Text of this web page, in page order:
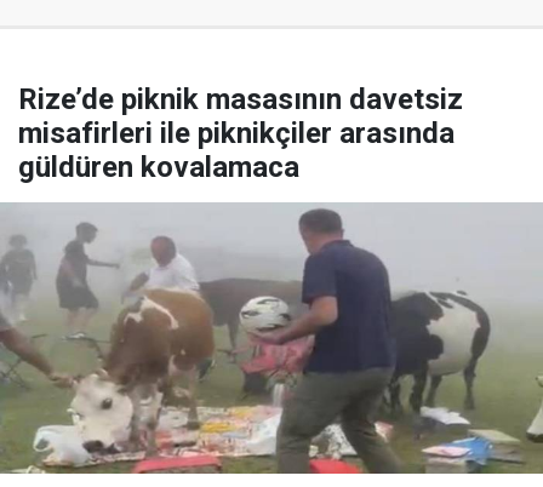
Rize’de piknik masasının davetsiz
misafirleri ile piknikçiler arasında
güldüren kovalamaca